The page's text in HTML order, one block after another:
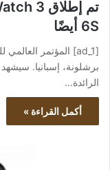
6S أيضًا
برشلونة، إسبانيا.
الرائدة…
أكمل القراءة »